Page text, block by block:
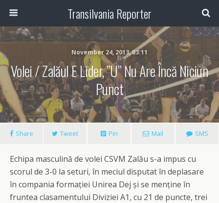
Transilvania Reporter
November 24, 2013, 03:11
Volei / Zalăul E Lider, ”U” Nu Are Încă Niciun
Punct
Share Tweet Pin Mail SMS
Echipa masculină de volei CSVM Zalău s-a impus cu
scorul de 3-0 la seturi, în meciul disputat în deplasare
în compania formației Unirea Dej și se menține în
fruntea clasamentului Diviziei A1, cu 21 de puncte, trei